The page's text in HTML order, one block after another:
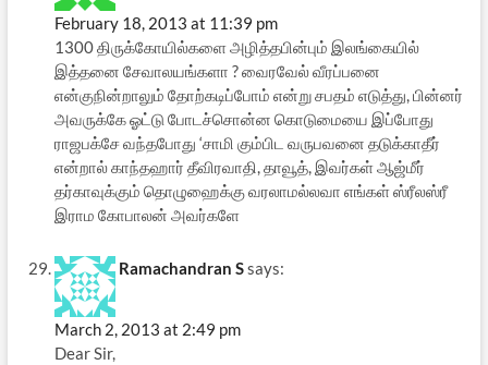
February 18, 2013 at 11:39 pm
1300 திருக்கோயில்களை அழித்தபின்பும் இலங்கையில்
இத்தனை சேவாலயங்களா ? வைரவேல் வீரப்பனை
என்குநின்றாலும் தோற்கடிப்போம் என்று சபதம் எடுத்து, பின்னர்
அவருக்கே ஓட்டு போடச்சொன்ன கொடுமையை இப்போது
ராஜபக்சே வந்தபோது ‘சாமி கும்பிட வருபவனை தடுக்காதீர்
என்றால் காந்தஹார் தீவிரவாதி, தாவூத், இவர்கள் ஆஜ்மீர்
தர்காவுக்கும் தொழுஹைக்கு வரலாமல்லவா எங்கள் ஸ்ரீலஸ்ரீ
இராம கோபாலன் அவர்களே
Ramachandran Ssays:
March 2, 2013 at 2:49 pm
Dear Sir,